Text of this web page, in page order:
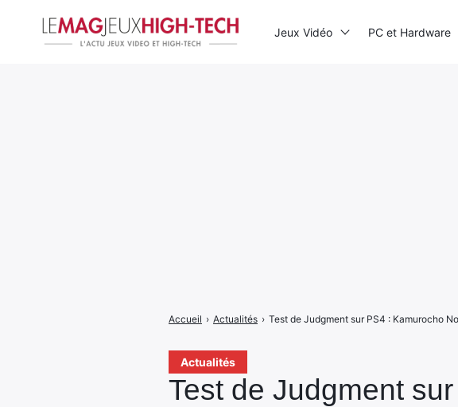
Actualités
Test de Judgment
Accueil › Actualités › Test de Judgment sur PS4 : Kamurocho
Jeux Vidéo PC et Hardware